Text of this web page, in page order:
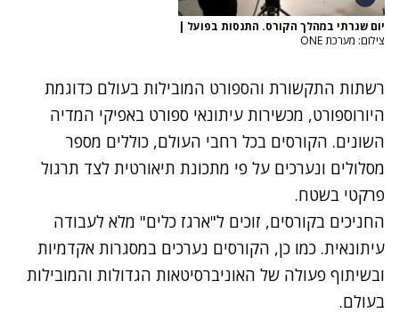
יום שגרתי במהלך הקורס. התנסות בפועל |
צילום: מערכת ONE
רשתות התקשורת והספורט המובילות בעולם כדוגמת
היורוספורט, מכשירות עיתונאי ספורט באפיקי המדיה
השונים. הקורסים בכל רחבי העולם, כוללים מספר
מסלולים ונערכים על פי מתכונת תיאורטית לצד תרגול
פרקטי בשטח.
החניכים בקורסים, זוכים ל"ארגז כלים" מלא לעבודה
עיתונאית. כמו כן, הקורסים נערכים במסגרות אקדמיות
ובשיתוף פעולה של האוניברסיטאות הגדולות והמובילות
בעולם.